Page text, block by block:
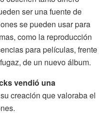
ser una fuente de
se pueden usar para
como la reproducción
para películas, frente
de un nuevo álbum.
vendió una
creación que valoraba el